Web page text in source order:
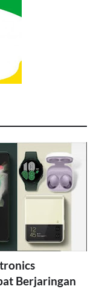
Berjaringan